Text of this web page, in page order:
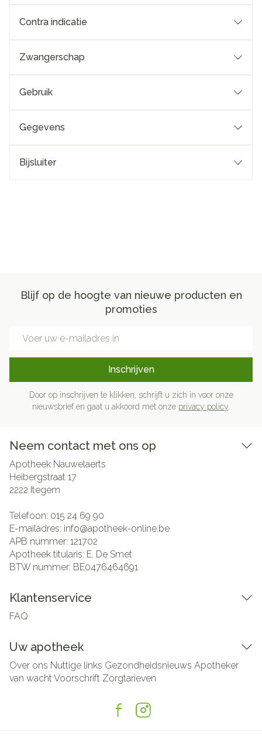
Contra indicatie
Zwangerschap
Gebruik
Gegevens
Bijsluiter
Blijf op de hoogte van nieuwe producten en
promoties
Inschrijven
Door op inschrijven te klikken, schrijft u zich in voor onze
nieuwsbrief en gaat u akkoord met onze privacy policy
Neem contact met ons op
Apotheek Nauwelaerts
Heibergstraat 17
2222 Itegem
Telefoon: 015 24 69 90
E-mailadres: info@apotheek-online.be
APB nummer: 121702
Apotheek titularis: E. De Smet
BTW nummer: BE0476464691
Klantenservice
FAQ
Uw apotheek
Over ons Nuttige links Gezondheidsnieuws Apotheker
van wachtVoorschrift Zorgtarieven